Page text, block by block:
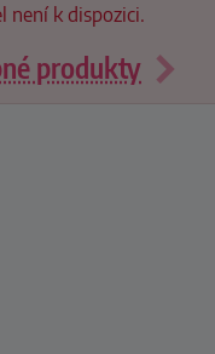
není k dispozici.
produkty